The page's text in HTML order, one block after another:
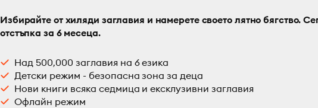
Избирайте от хиляди заглавия и намерете своето лятно бягство.
отстъпка за 6 месеца.
Над 500,000 заглавия на 6 езика
Детски режим - безопасна зона за деца
Нови книги всяка седмица и ексклузивни заглавия
Офлайн режим